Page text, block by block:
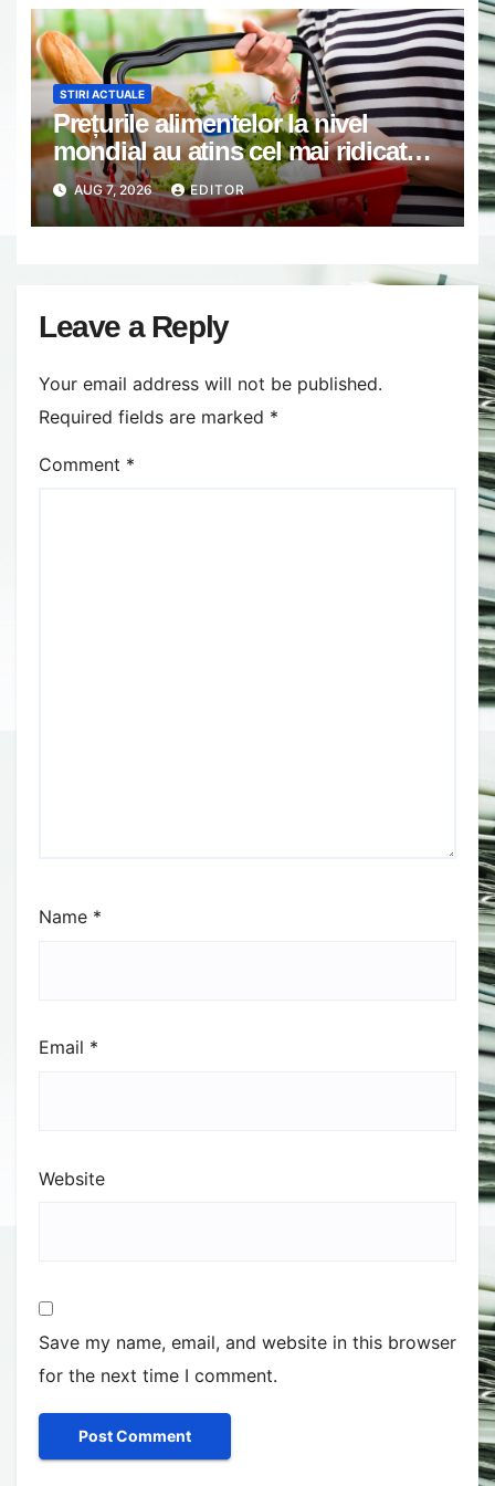
STIRI ACTUALE
Prețurile alimentelor la nivel
mondial au atins cel mai ridicat
nivel din ultimii peste trei ani. În
ultima lună, grâul s-a scumpit cel
mai mult (+5,8%), pe fondul
secetei, dar și al temerilor că
războiul din Ucraina va perturba
din nou exporturile prin Marea
Neagră.
AUG 7, 2026 EDITOR
Leave a Reply
Your email address will not be published.
Required fields are marked *
Comment *
Name *
Email *
Website
Save my name, email, and website in this browser
for the next time I comment.